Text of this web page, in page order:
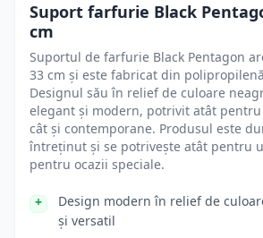
Suport farfurie Black
cm
Suportul de farfurie Black Pentagon
33 cm și este fabricat din
Designul său în relief de culoare
elegant și modern, potrivit atât
cât și contemporane. Produsul este
întreținut și se potrivește atât pentru
pentru ocazii speciale.
Design modern în relief de
și versatil